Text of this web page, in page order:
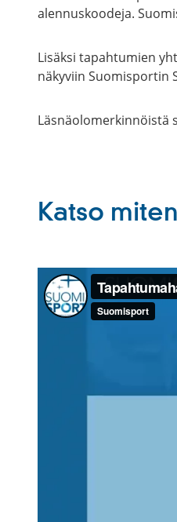
alennuskoodeja.
Lisäksi tapahtumien
näkyviin Suomisportin
Läsnäolomerkinnöistä
Katso